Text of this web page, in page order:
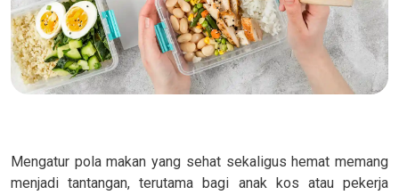
Mengatur pola makan yang sehat sekaligus hemat memang
menjadi tantangan, terutama bagi anak kos atau pekerja